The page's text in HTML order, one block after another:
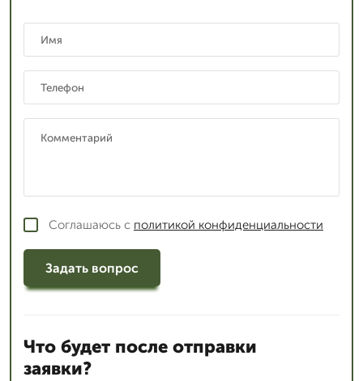
Соглашаюсь с политикой конфиденциальности
Задать вопрос
Что будет после отправки
заявки?